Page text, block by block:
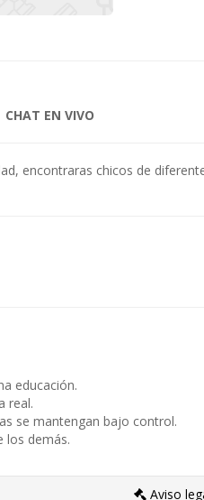
CHAT EN VIVO
encontraras chicos de
educación.
real.
se mantengan bajo control.
los demás.
Aviso